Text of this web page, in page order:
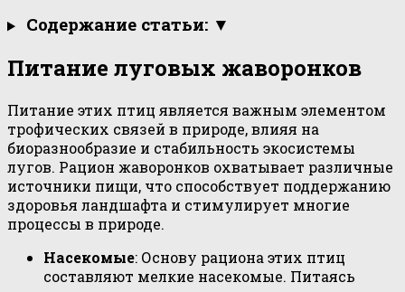
Содержание статьи: ▼
Питание луговых жаворонков
Питание этих птиц является важным элементом
трофических связей в природе, влияя на
биоразнообразие и стабильность экосистемы
лугов. Рацион жаворонков охватывает различные
источники пищи, что способствует поддержанию
здоровья ландшафта и стимулирует многие
процессы в природе.
Насекомые: Основу рациона этих птиц
составляют мелкие насекомые. Питаясь